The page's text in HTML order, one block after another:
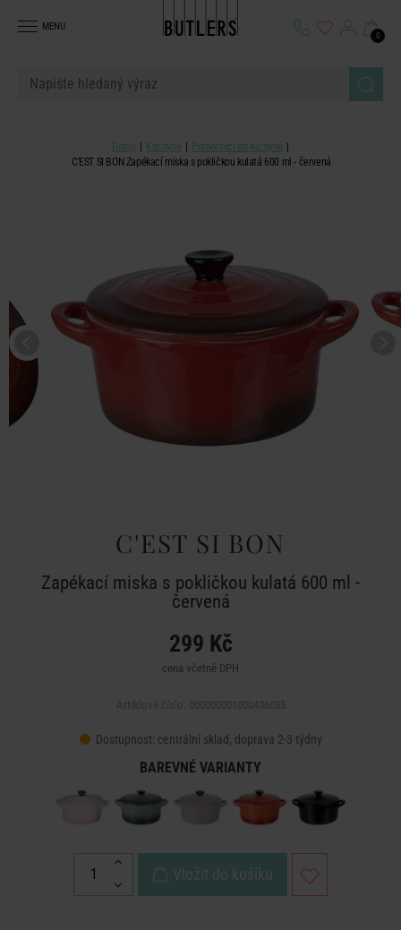
MENU
0
Domů Kuchyně
Pomocníci do kuchyně
C'EST SI BON Zapékací miska s pokličkou kulatá 600 ml - červená
C'EST SI BON
Zapékací miska s pokličkou kulatá 600 ml -
červená
299 Kč
cena včetně DPH
Dostupnost: centrální sklad, doprava 2-3 týdny
BAREVNÉ VARIANTY
Vložit do košíku